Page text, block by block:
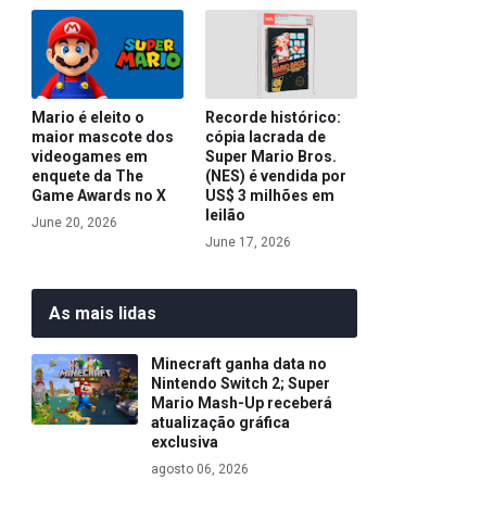
Mario é eleito o
maior mascote dos
videogames em
enquete da The
Game Awards no X
June 20, 2026
Recorde histórico:
cópia lacrada de
Super Mario Bros.
(NES) é vendida por
US$ 3 milhões em
leilão
June 17, 2026
As mais lidas
Minecraft ganha data no
Nintendo Switch 2; Super
Mario Mash-Up receberá
atualização gráfica
exclusiva
agosto 06, 2026